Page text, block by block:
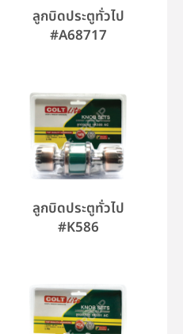
ลูกบิดประตูทั่วไป
#A68717
ลูกบิดประตูทั่วไป
#K586